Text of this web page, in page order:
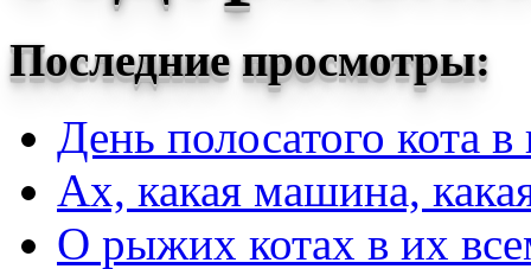
Последние просмотры:
День полосатого кота в
Ах, какая машина,
О рыжих котах в их